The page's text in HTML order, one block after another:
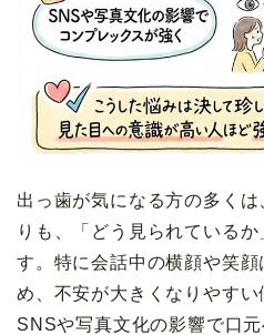
出っ歯が気になる方の多く
りも、「どう見られている
す。特に会話中の横顔や笑
め、不安が大きくなりやすい
SNSや写真文化の影響で口